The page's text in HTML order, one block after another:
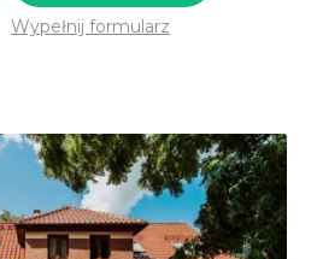
Wypełnij formularz